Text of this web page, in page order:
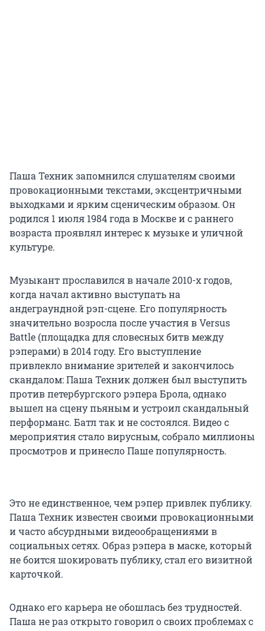
Паша Техник запомнился слушателям своими
провокационными текстами, эксцентричными
выходками и ярким сценическим образом. Он
родился 1 июля 1984 года в Москве и с раннего
возраста проявлял интерес к музыке и уличной
культуре.
Музыкант прославился в начале 2010-х годов,
когда начал активно выступать на
андеграундной рэп-сцене. Его популярность
значительно возросла после участия в Versus
Battle (площадка для словесных битв между
рэперами) в 2014 году. Его выступление
привлекло внимание зрителей и закончилось
скандалом: Паша Техник должен был выступить
против петербургского рэпера Брола, однако
вышел на сцену пьяным и устроил скандальный
перформанс. Батл так и не состоялся. Видео с
мероприятия стало вирусным, собрало миллионы
просмотров и принесло Паше популярность.
Это не единственное, чем рэпер привлек публику.
Паша Техник известен своими провокационными
и часто абсурдными видеообращениями в
социальных сетях. Образ рэпера в маске, который
не боится шокировать публику, стал его визитной
карточкой.
Однако его карьера не обошлась без трудностей.
Паша не раз открыто говорил о своих проблемах с